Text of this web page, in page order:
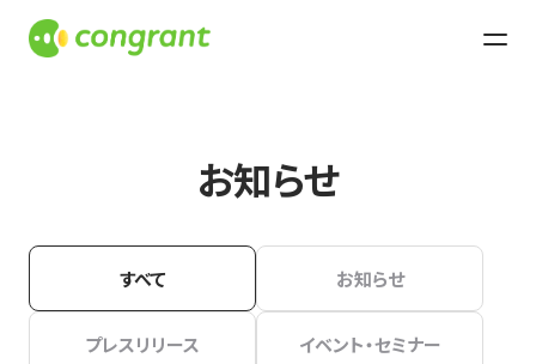
お知らせ
すべて お知らせ
プレスリリース イベント・セミナー